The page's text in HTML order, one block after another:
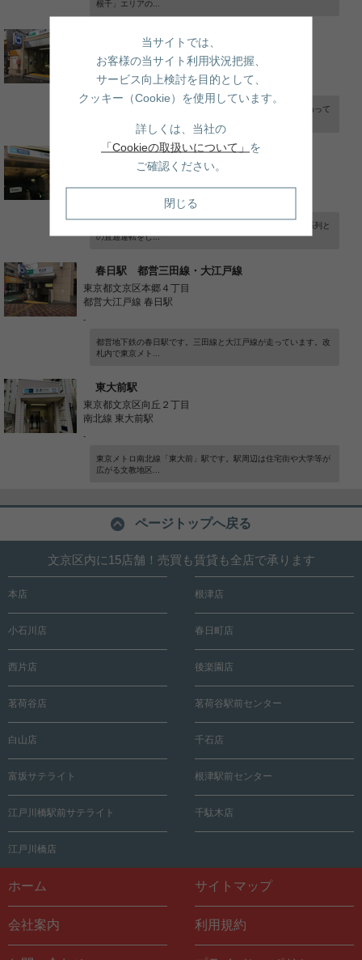
根千」エリアの...
東京都文京区白山５丁目
都営三田線 白山駅
都営地下鉄三田線の白山駅です。東洋大学の学生で毎日賑わって
本駒込駅 南北線
東京都文京区本駒込３丁目
南北線 本駒込駅
東京メトロ南北線１３番目の駅である本駒込駅です。東急系列と
の直通運転をし...
春日駅 都営三田線・大江戸線
東京都文京区本郷４丁目
都営大江戸線 春日駅
-
都営地下鉄の春日駅です。三田線と大江戸線が走っています。改
札内で東京メト...
東大前駅
東京都文京区向丘２丁目
南北線 東大前駅
-
東京メトロ南北線「東大前」駅です。駅周辺は住宅街や大学等が
広がる文教地区...
ページトップへ戻る
文京区内に15店舗！売買も賃貸も全店で承ります
本店 根津店
小石川店 春日町店
西片店 後楽園店
茗荷谷店 茗荷谷駅前センター
白山店 千石店
富坂サテライト 根津駅前センター
江戸川橋駅前サテライト 千駄木店
江戸川橋店
ホーム サイトマップ
会社案内 利用規約
当サイトでは、
お客様の当サイト利用状況把握、
サービス向上検討を目的として、
クッキー（Cookie）を使用しています。
詳しくは、当社の
「Cookieの取扱いについて」 を
ご確認ください。
閉じる